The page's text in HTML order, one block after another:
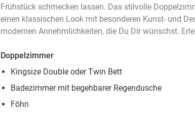
Frühstück schmecken lassen. Das stilvolle
einen klassischen Look mit besonderen Kunst- und
modernen Annehmlichkeiten, die Du Dir wünschst.
Doppelzimmer
Kingsize Double oder Twin Bett
Badezimmer mit begehbarer Regendusche
Föhn